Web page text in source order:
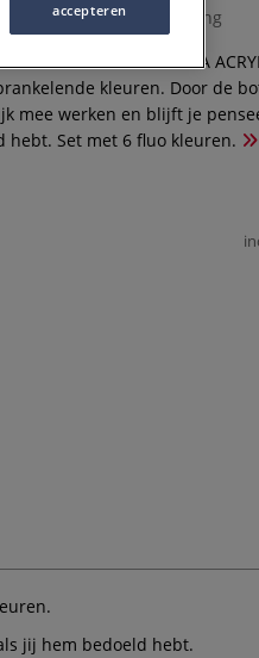
0 Beoordeling
betaalbere GALERIA
kleuren. Door de
mee werken en blijft je
hebt. Set met 6 fluo kleuren.
jij hem bedoeld hebt.
accepteren